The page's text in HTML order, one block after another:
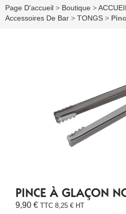
Page D'accueil > Boutique >
Accessoires De Bar > TONGS >
PINCE À GLAÇON
9,90 € TTC 8,25 € HT